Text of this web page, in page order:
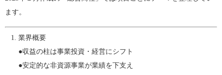
ます。
業界概要
●収益の柱は事業投資・経営にシフト
●安定的な非資源事業が業績を下支え